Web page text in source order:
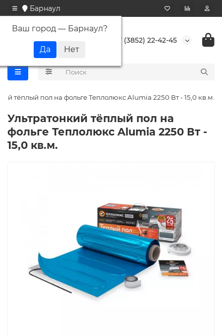
Барнаул
Ваш город — Барнаул?
+7 (3852) 22-42-45
тёплый пол на фольге Теплолюкс Alumia 2250 Вт - 15,0 кв.м.
Ультратонкий тёплый пол на
фольге Теплолюкс Alumia 2250 Вт -
15,0 кв.м.